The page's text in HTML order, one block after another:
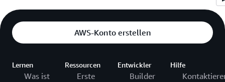
AWS-Konto erstellen
Lernen
Was ist
Ressourcen
Erste
Entwickler
Builder
Hilfe